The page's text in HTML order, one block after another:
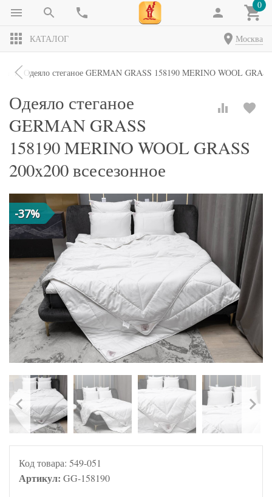
0
КАТАЛОГ Москва
Одеяло стеганое GERMAN GRASS 158190 MERINO WOОL
Одеяло стеганое
GERMAN GRASS
158190 MERINO WOОL GRASS
200x200 всесезонное
-37%
Код товара: 549-051
Артикул: GG-158190